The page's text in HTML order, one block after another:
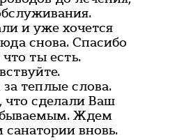
и уже хочется
снова. Спасибо
что ты есть.
теплые слова.
что сделали Ваш
Ждем
вновь.